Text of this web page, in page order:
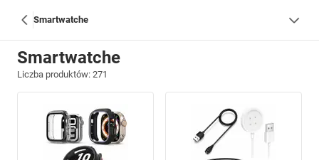
Smartwatche
Smartwatche
Liczba produktów: 271